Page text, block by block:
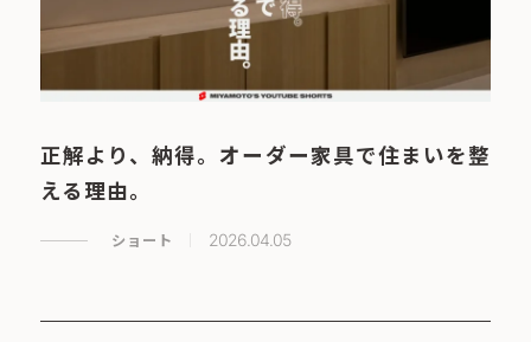
正解より、納得。オーダー家具で住まいを整
える理由。
ショート 2026.04.05